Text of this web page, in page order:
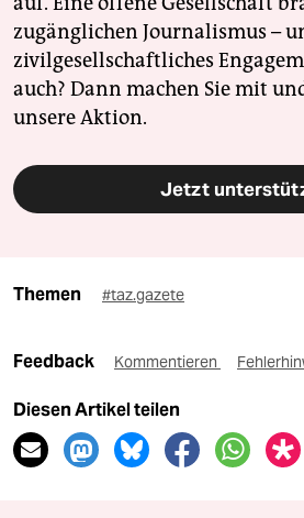
zugänglichen Journalismus –
zivilgesellschaftliches
auch? Dann machen Sie mit
unsere Aktion.
Jetzt
Themen #taz.gazete
Feedback Kommentieren
Diesen Artikel teilen